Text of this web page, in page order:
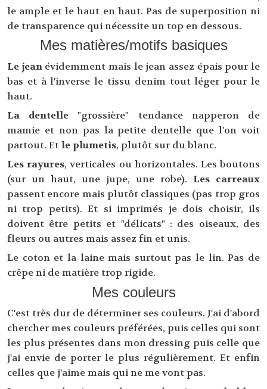
le ample et le haut en haut. Pas de superposition ni
de transparence qui nécessite un top en dessous.
Mes matières/motifs basiques
Le jeanévidemment mais le jean assez épais pour le
bas et à l'inverse le tissu denim tout léger pour le
haut.
La dentelle "grossière" tendance napperon de
mamie et non pas la petite dentelle que l'on voit
partout. Etle plumetis, plutôt sur du blanc.
Les rayures, verticales ou horizontales. Les boutons
(sur un haut, une jupe, une robe). Les carreaux
passent encore mais plutôt classiques (pas trop gros
ni trop petits). Et si imprimés je dois choisir, ils
doivent être petits et "délicats" : des oiseaux, des
fleurs ou autres mais assez fin et unis.
Le coton et la laine mais surtout pas le lin. Pas de
crêpe ni de matière trop rigide.
Mes couleurs
C'est très dur de déterminer ses couleurs. J'ai d'abord
chercher mes couleurs préférées, puis celles qui sont
les plus présentes dans mon dressing puis celle que
j'ai envie de porter le plus régulièrement. Et enfin
celles que j'aime mais qui ne me vont pas.